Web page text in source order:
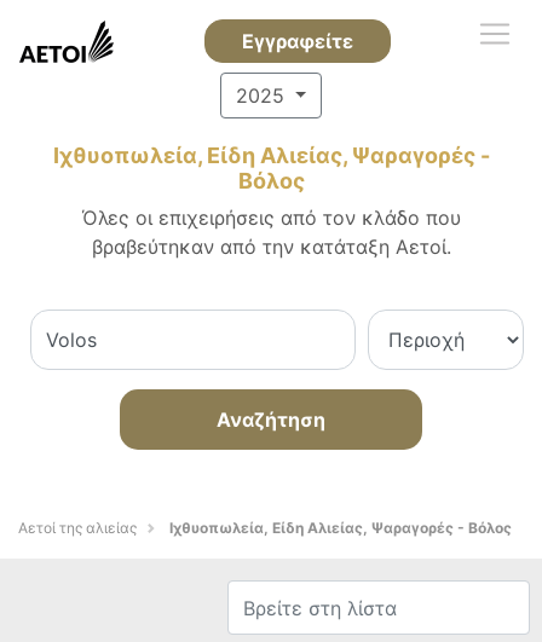
Εγγραφείτε
2025
Ιχθυοπωλεία, Είδη Αλιείας, Ψαραγορές -
Βόλος
Όλες οι επιχειρήσεις από τον κλάδο που
βραβεύτηκαν από την κατάταξη Αετοί.
Αναζήτηση
Αετοί της αλιείας Ιχθυοπωλεία, Είδη Αλιείας, Ψαραγορές - Βόλος